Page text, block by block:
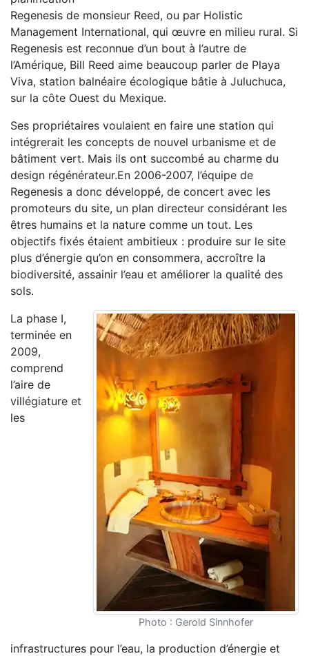
Regenesis de monsieur Reed, ou par Holistic
Management International, qui œuvre en milieu rural. Si
Regenesis est reconnue d’un bout à l’autre de
l’Amérique, Bill Reed aime beaucoup parler de Playa
Viva, station balnéaire écologique bâtie à Juluchuca,
sur la côte Ouest du Mexique.
Ses propriétaires voulaient en faire une station qui
intégrerait les concepts de nouvel urbanisme et de
bâtiment vert. Mais ils ont succombé au charme du
design régénérateur.En 2006-2007, l’équipe de
Regenesis a donc développé, de concert avec les
promoteurs du site, un plan directeur considérant les
êtres humains et la nature comme un tout. Les
objectifs fixés étaient ambitieux : produire sur le site
plus d’énergie qu’on en consommera, accroître la
biodiversité, assainir l’eau et améliorer la qualité des
sols.
Photo : Gerold Sinnhofer
La phase I,
terminée en
2009,
comprend
l’aire de
villégiature et
les
infrastructures pour l’eau, la production d’énergie et